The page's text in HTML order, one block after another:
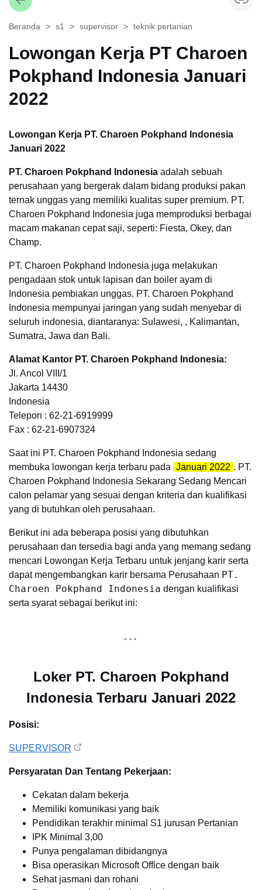
Beranda s1 supervisor teknik pertanian
Lowongan Kerja PT Charoen
Pokphand Indonesia Januari
2022
Lowongan Kerja PT. Charoen Pokphand Indonesia
Januari 2022
PT. Charoen Pokphand Indonesia adalah sebuah
perusahaan yang bergerak dalam bidang produksi pakan
ternak unggas yang memiliki kualitas super premium. PT.
Charoen Pokphand Indonesia juga memproduksi berbagai
macam makanan cepat saji, seperti: Fiesta, Okey, dan
Champ.
PT. Charoen Pokphand Indonesia juga melakukan
pengadaan stok untuk lapisan dan boiler ayam di
Indonesia pembiakan unggas. PT. Charoen Pokphand
Indonesia mempunyai jaringan yang sudah menyebar di
seluruh indonesia, diantaranya: Sulawesi, , Kalimantan,
Sumatra, Jawa dan Bali.
Alamat Kantor PT. Charoen Pokphand Indonesia:
Jl. Ancol VIII/1
Jakarta 14430
Indonesia
Telepon : 62-21-6919999
Fax : 62-21-6907324
Saat ini PT. Charoen Pokphand Indonesia sedang
membuka lowongan kerja terbaru pada Januari 2022 . PT.
Charoen Pokphand Indonesia Sekarang Sedang Mencari
calon pelamar yang sesuai dengan kriteria dan kualifikasi
yang di butuhkan oleh perusahaan.
Berikut ini ada beberapa posisi yang dibutuhkan
perusahaan dan tersedia bagi anda yang memang sedang
mencari Lowongan Kerja Terbaru untuk jenjang karir serta
dapat mengembangkan karir bersama Perusahaan PT.
Charoen Pokphand Indonesia dengan kualifikasi
serta syarat sebagai berikut ini:
Loker PT. Charoen Pokphand
Indonesia Terbaru Januari 2022
Posisi:
SUPERVISOR
Persyaratan Dan Tentang Pekerjaan:
Cekatan dalam bekerja
Memiliki komunikasi yang baik
Pendidikan terakhir minimal S1 jurusan Pertanian
IPK Minimal 3,00
Punya pengalaman dibidangnya
Bisa operasikan Microsoft Office dengan baik
Sehat jasmani dan rohani